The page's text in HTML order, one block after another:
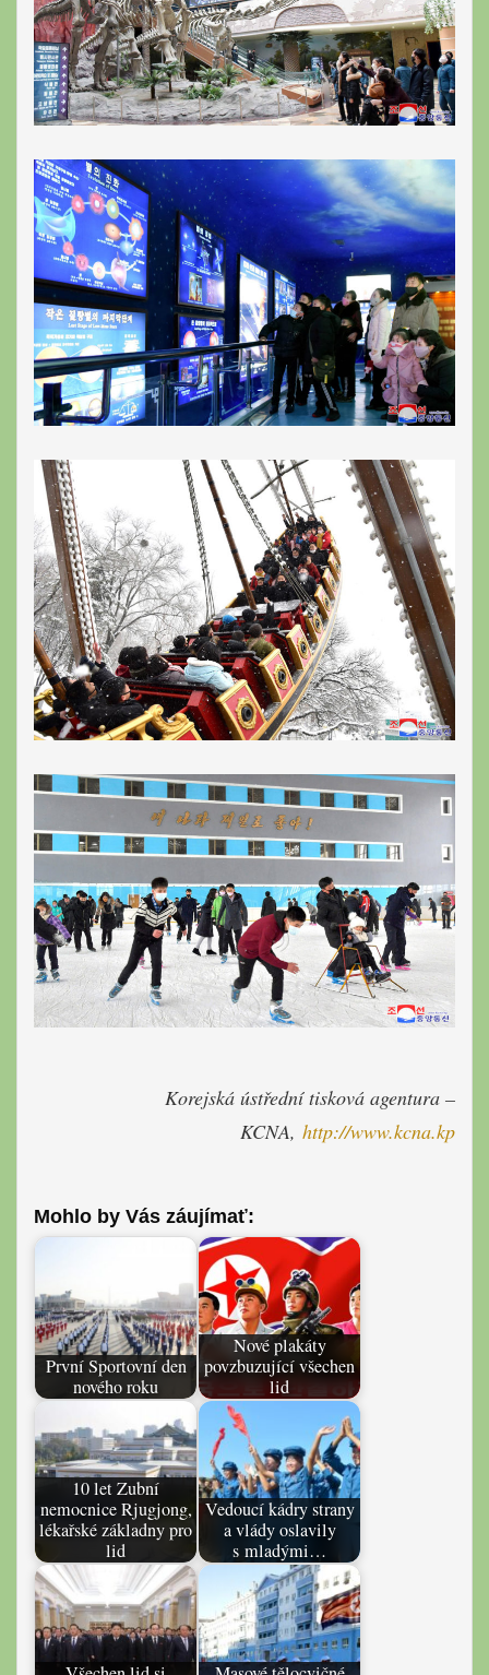
Korejská ústřední tisková agentura –
KCNA, http://www.kcna.kp
Mohlo by Vás záujímať:
První Sportovní den
nového roku
Nové plakáty
povzbuzující všechen
lid
10 let Zubní
nemocnice Rjugjong,
lékařské základny pro
lid
Vedoucí kádry strany
a vlády oslavily
s mladými…